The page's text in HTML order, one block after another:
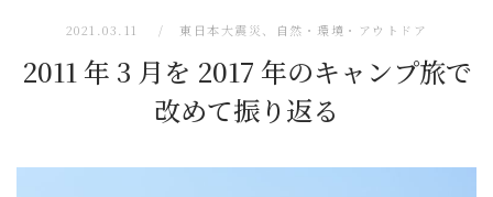
2021.03.11 東日本大震災、 自然・環境・アウトドア
2011 年 3 月を 2017 年のキャンプ旅で
改めて振り返る